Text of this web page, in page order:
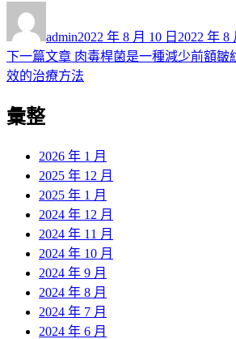
者
admin佈
日
期:
2022 年 8 月 10 日 2022 年 8
文
章
導
下一篇文章 下
一
肉毒桿菌是一種減少前額皺
效的治療方法
彙整
2026 年 1 月
2025 年 12 月
2025 年 1 月
2024 年 12 月
2024 年 11 月
2024 年 10 月
2024 年 9 月
2024 年 8 月
2024 年 7 月
2024 年 6 月